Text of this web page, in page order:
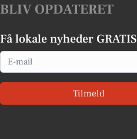
BLIV OPDATERET
Få lokale nyheder GRATIS
Email
Tilmeld